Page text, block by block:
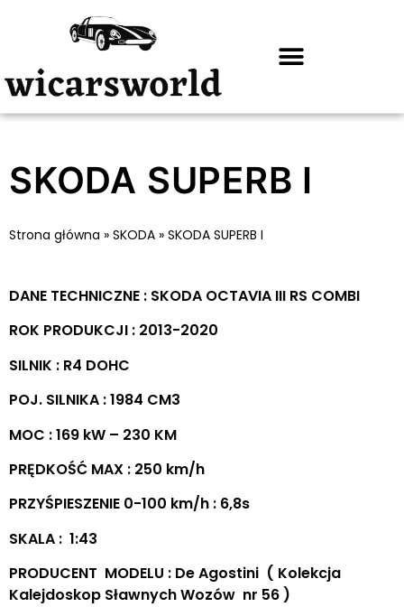
SKODA SUPERB I
Strona główna » SKODA » SKODA SUPERB I
DANE TECHNICZNE : SKODA OCTAVIA III RS COMBI
ROK PRODUKCJI : 2013-2020
SILNIK : R4 DOHC
POJ. SILNIKA : 1984 CM3
MOC : 169 kW – 230 KM
PRĘDKOŚĆ MAX : 250 km/h
PRZYŚPIESZENIE 0-100 km/h : 6,8s
SKALA : 1:43
PRODUCENT MODELU : De Agostini ( Kolekcja
Kalejdoskop Sławnych Wozów nr 56 )